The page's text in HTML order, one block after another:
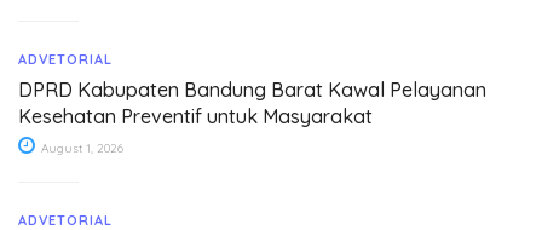
ADVETORIAL
DPRD Kabupaten Bandung Barat Kawal Pelayanan
Kesehatan Preventif untuk Masyarakat
August 1, 2026
ADVETORIAL